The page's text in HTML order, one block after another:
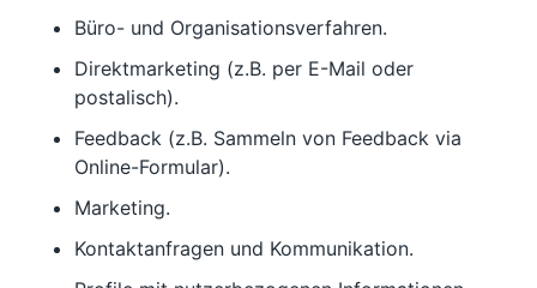
Büro- und Organisationsverfahren.
Direktmarketing (z.B. per E-Mail oder
postalisch).
Feedback (z.B. Sammeln von Feedback via
Online-Formular).
Marketing.
Kontaktanfragen und Kommunikation.